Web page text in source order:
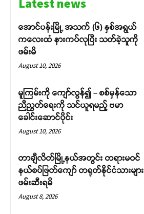
Latest news
အောင်ပန်းမြို့ အသက် (၆) နှစ်အရွယ်
ကလေးထံ နားကပ်လုပြီး သတ်ခဲ့သူကို
ဖမ်းမိ
August 10, 2026
မူကြမ်းကို ကျော်လွန်၍ – စစ်မှန်သော
ညီညွတ်ရေးကို သင်ယူရမည့် ဗမာ
ခေါင်းဆောင်ပိုင်း
August 10, 2026
တာချီလိတ်မြို့နယ်အတွင်း တရားမဝင်
နယ်စပ်ဖြတ်ကျော် တရုတ်နိုင်ငံသားများ
ဖမ်းဆီးရမိ
August 8, 2026